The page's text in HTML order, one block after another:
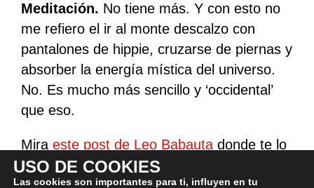
Meditación. No tiene más. Y con esto no
me refiero el ir al monte descalzo con
pantalones de hippie, cruzarse de piernas y
absorber la energía mística del universo.
No. Es mucho más sencillo y ‘occidental’
que eso.
Mira este post de Leo Babautadonde te lo
explica de forma super-sencilla.
USO DE COOKIES
Las cookies son importantes para ti, influyen en tu